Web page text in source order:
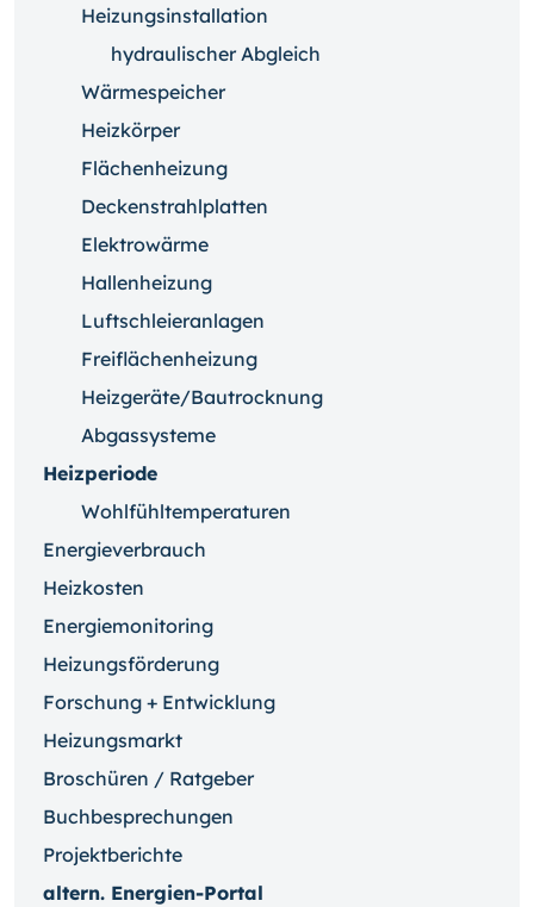
Heizungsinstallation
hydraulischer Abgleich
Wärmespeicher
Heizkörper
Flächenheizung
Deckenstrahlplatten
Elektrowärme
Hallenheizung
Luftschleieranlagen
Freiflächenheizung
Heizgeräte/Bautrocknung
Abgassysteme
Heizperiode
Wohlfühltemperaturen
Energieverbrauch
Heizkosten
Energiemonitoring
Heizungsförderung
Forschung + Entwicklung
Heizungsmarkt
Broschüren / Ratgeber
Buchbesprechungen
Projektberichte
altern. Energien-Portal